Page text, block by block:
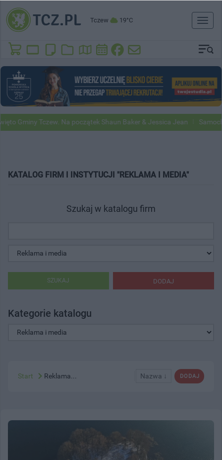
Tczew 19°C
Toggle
Gminy Tczew. Na początek Shaun Baker & Jessica Jean
KATALOG FIRM I INSTYTUCJI "REKLAMA I MEDIA"
Szukaj w katalogu firm
DODAJ
SZUKAJ
Kategorie katalogu
DODAJ
Nazwa ↓
Start Reklama...